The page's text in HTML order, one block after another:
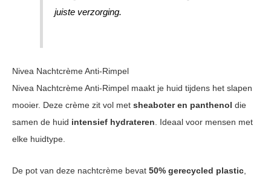
juiste verzorging.
Nivea Nachtcrème Anti-Rimpel
Nivea Nachtcrème Anti-Rimpel maakt je huid tijdens het slapen
mooier. Deze crème zit vol met sheaboter en panthenol die
samen de huid intensief hydrateren . Ideaal voor mensen met
elke huidtype.
De pot van deze nachtcrème bevat 50% gerecycled plastic